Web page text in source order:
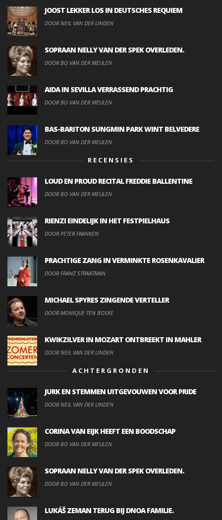
JOOST LEKKER LOS IN DEUTSCHES REQUIEM
DOOR NEIL VAN DER LINDEN
SOPRAAN NELLY VAN DER SPEK OVERLEDEN.
DOOR BO VAN DER MEULEN
AIDA IN SEVILLA VERRASSEND PRACHTIG
DOOR BO VAN DER MEULEN
BAS-BARITON SUNGMIN PARK WINT BELVEDERE
DOOR BO VAN DER MEULEN
RECENSIES
LOUD EN PROUD RECITAL FREDDIE BALLENTINE
DOOR BO VAN DER MEULEN
RIENZI EINDELIJK IN HET FESTPIELHAUS
DOOR PETER FRANKEN
PRACHTIGE ZANG IN VERMINKTE ROSENKAVALIER
DOOR FRANZ STRAATMAN
MICHAEL SPYRES ZINGENDE VERTELLER
DOOR MONIQUE TEN BOSKE
KWIKZILVER IN MOZART ONTBREEKT IN MAHLER
DOOR NEIL VAN DER LINDEN
ACHTERGRONDEN
JURK EN STEMMEN UITGEVOUWEN VOOR PRIDE
DOOR NEIL VAN DER LINDEN
CORINA VAN EIJK HEEFT EEN BOODSCHAP
DOOR BO VAN DER MEULEN
SOPRAAN NELLY VAN DER SPEK OVERLEDEN.
DOOR BO VAN DER MEULEN
LUKÁŠ ZEMAN TERUG BIJ DNOA FAMILIE.